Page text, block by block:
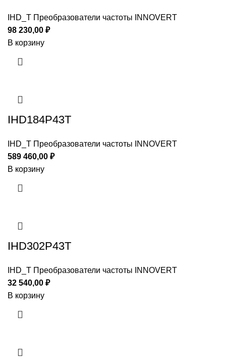
IHD_T Преобразователи частоты INNOVERT
98 230,00 ₽
В корзину
IHD184P43T
IHD_T Преобразователи частоты INNOVERT
589 460,00 ₽
В корзину
IHD302P43T
IHD_T Преобразователи частоты INNOVERT
32 540,00 ₽
В корзину